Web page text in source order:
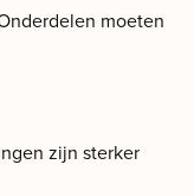
moeten
zijn sterker